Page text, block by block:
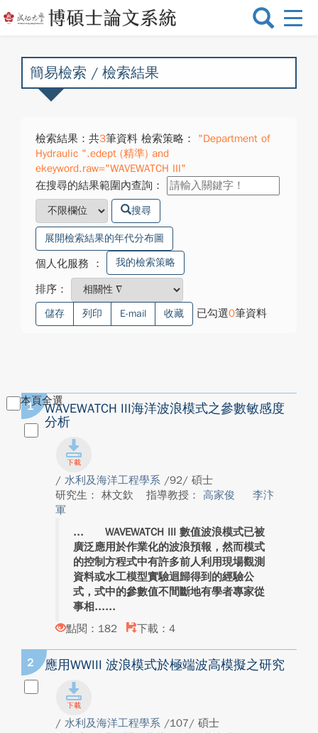
選
換
簡易檢索 / 檢索結果
檢索結果：共3筆資料 檢索策略：
"Department of
Hydraulic ".edept (精準) and
ekeyword.raw="WAVEWATCH III"
在搜尋的結果範圍內查詢：
搜尋
展開檢索結果的年代分布圖
個人化服務 ： 我的檢索策略
排序：
儲存 列印 E-mail 收藏 已勾選0筆資料
本頁全選
1
WAVEWATCH III海洋波浪模式之參數敏感度
分析
/ 水利及海洋工程學系 /92/ 碩士
研究生： 林文欽
指導教授： 高家俊
李汴
軍
WAVEWATCH III 數值波浪模式已被
廣泛應用於作業化的波浪預報，然而模式
的控制方程式中有許多前人利用現場觀測
資料或水工模型實驗迴歸得到的經驗公
式，式中的參數值不間斷地有學者專家從
事相...
點閱：182
下載：4
2 應用WWIII 波浪模式於極端波高模擬之研究
/ 水利及海洋工程學系 /107/ 碩士